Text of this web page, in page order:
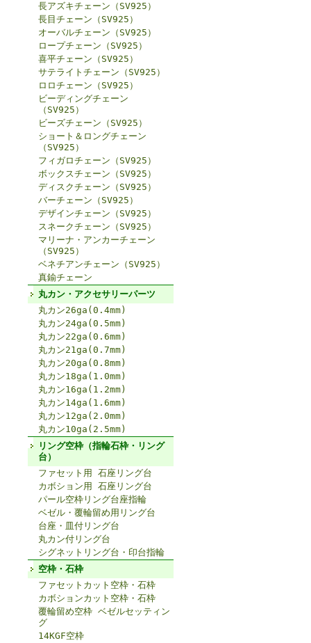
長アズキチェーン（SV925）
長目チェーン（SV925）
オーバルチェーン（SV925）
ロープチェーン（SV925）
喜平チェーン（SV925）
サテライトチェーン（SV925）
ロロチェーン（SV925）
ビーディングチェーン
（SV925）
ビーズチェーン（SV925）
ショート＆ロングチェーン
（SV925）
フィガロチェーン（SV925）
ボックスチェーン（SV925）
ディスクチェーン（SV925）
バーチェーン（SV925）
デザインチェーン（SV925）
スネークチェーン（SV925）
マリーナ・アンカーチェーン
（SV925）
ベネチアンチェーン（SV925）
真鍮チェーン
丸カン・アクセサリーパーツ
丸カン26ga(0.4mm)
丸カン24ga(0.5mm)
丸カン22ga(0.6mm)
丸カン21ga(0.7mm)
丸カン20ga(0.8mm)
丸カン18ga(1.0mm)
丸カン16ga(1.2mm)
丸カン14ga(1.6mm)
丸カン12ga(2.0mm)
丸カン10ga(2.5mm)
リング空枠（指輪石枠・リング
台）
ファセット用 石座リング台
カボション用 石座リング台
パール空枠リング台座指輪
ベゼル・覆輪留め用リング台
台座・皿付リング台
丸カン付リング台
シグネットリング台・印台指輪
空枠・石枠
ファセットカット空枠・石枠
カボションカット空枠・石枠
覆輪留め空枠 ベゼルセッティン
グ
14KGF空枠